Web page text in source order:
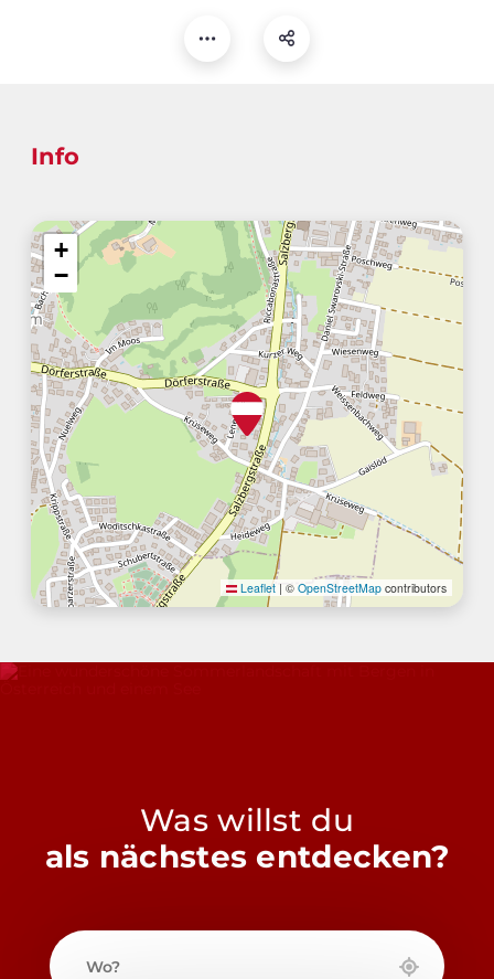
Info
+
−
Leaflet | © OpenStreetMap contributors
Was willst du
als nächstes entdecken?
Wo?